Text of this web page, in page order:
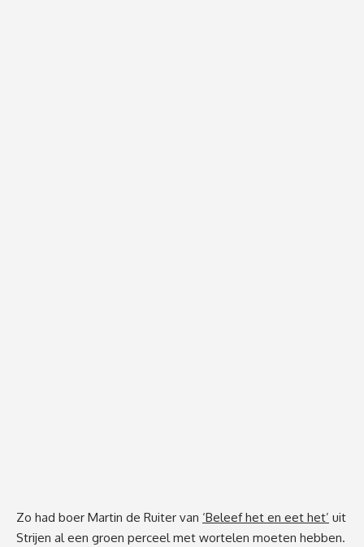
Zo had boer Martin de Ruiter van ‘Beleef het en eet het’ uit
Strijen al een groen perceel met wortelen moeten hebben.